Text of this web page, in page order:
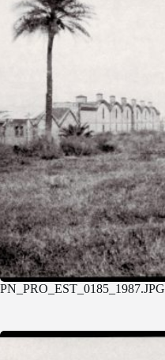
PN_PRO_EST_0185_1987.JPG